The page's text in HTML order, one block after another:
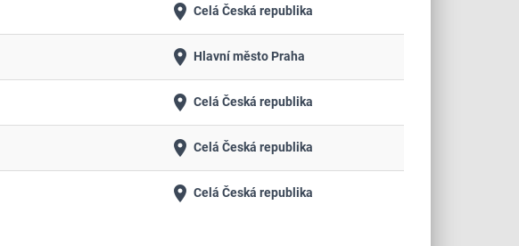
place Celá Česká republika
place Hlavní město Praha
place Celá Česká republika
place Celá Česká republika
place Celá Česká republika